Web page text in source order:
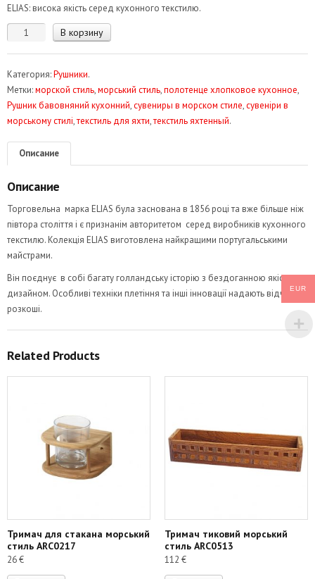
ELIAS: висока якість серед кухонного текстилю.
Количество
кухонний.
Морський
стиль
ARC
6993
В корзину
Категория:Рушники.
Метки:морской стиль,морський стиль,полотенце хлопковое кухонное,
Рушник бавовняний кухонний,сувениры в морском стиле,сувеніри в
морському стилі,текстиль для яхти,текстиль яхтенный.
Описание
Описание
Торговельна марка ELIAS була заснована в 1856 році та вже більше ніж
півтора століття і є признанім авторитетом серед виробників кухонного
текстилю. Колекція ELIAS виготовлена найкращими португальськими
майстрами.
Він поєднує в собі багату голландську історію з бездоганною якістю та
дизайном. Особливі техніки плетіння та інші інновації надають відчуття
розкоші.
Related Products
Тримач для стакана морський
стиль ARC0217
26€
Тримач тиковий морський
стиль ARC0513
112 €
EUR